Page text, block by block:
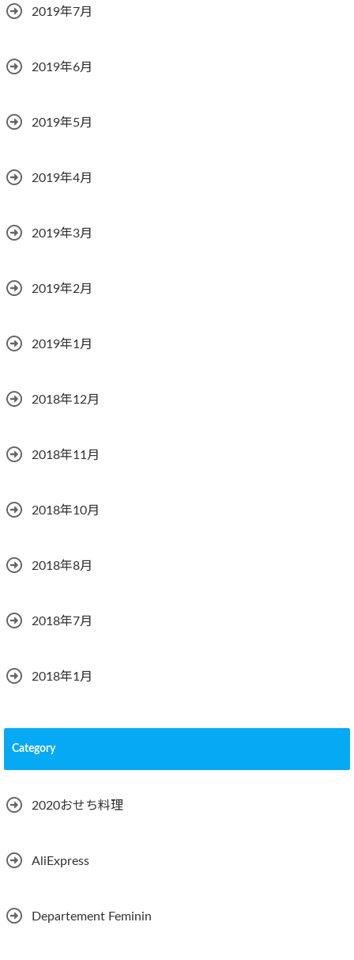
2019年7月
2019年6月
2019年5月
2019年4月
2019年3月
2019年2月
2019年1月
2018年12月
2018年11月
2018年10月
2018年8月
2018年7月
2018年1月
Category
2020おせち料理
AliExpress
Departement Feminin